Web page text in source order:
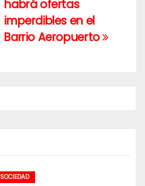
habrá ofertas
imperdibles en el
Barrio Aeropuerto
SOCIEDAD